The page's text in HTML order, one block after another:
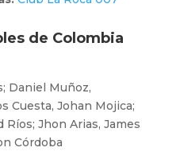
de Colombia
Daniel Muñoz,
Cuesta, Johan Mojica;
Jhon Arias, James
Córdoba